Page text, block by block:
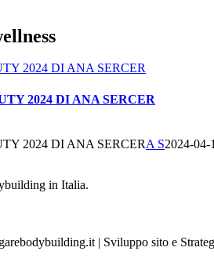
2024 DI ANA SERCER
2024 DI ANA SERCER
2024 DI ANA SERCERA S2024-04-
in Italia.
| Sviluppo sito e